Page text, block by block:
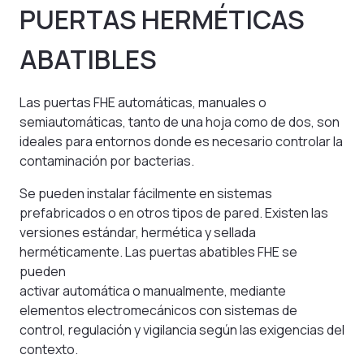
PUERTAS HERMÉTICAS
ABATIBLES
Las puertas FHE automáticas, manuales o
semiautomáticas, tanto de una hoja como de dos, son
ideales para entornos donde es necesario controlar la
contaminación por bacterias.
Se pueden instalar fácilmente en sistemas
prefabricados o en otros tipos de pared. Existen las
versiones estándar, hermética y sellada
herméticamente. Las puertas abatibles FHE se
pueden
activar automática o manualmente, mediante
elementos electromecánicos con sistemas de
control, regulación y vigilancia según las exigencias del
contexto.